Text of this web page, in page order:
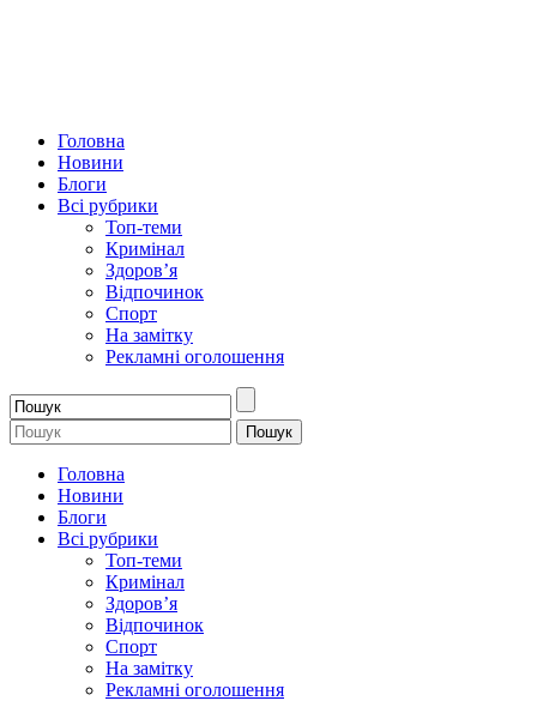
Головна
Новини
Блоги
Всі рубрики
Топ-теми
Кримінал
Здоров’я
Відпочинок
Спорт
На замітку
Рекламні оголошення
Головна
Новини
Блоги
Всі рубрики
Топ-теми
Кримінал
Здоров’я
Відпочинок
Спорт
На замітку
Рекламні оголошення